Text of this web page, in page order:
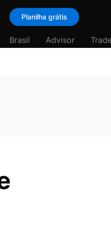
Planilha grátis
Brasil Advisor